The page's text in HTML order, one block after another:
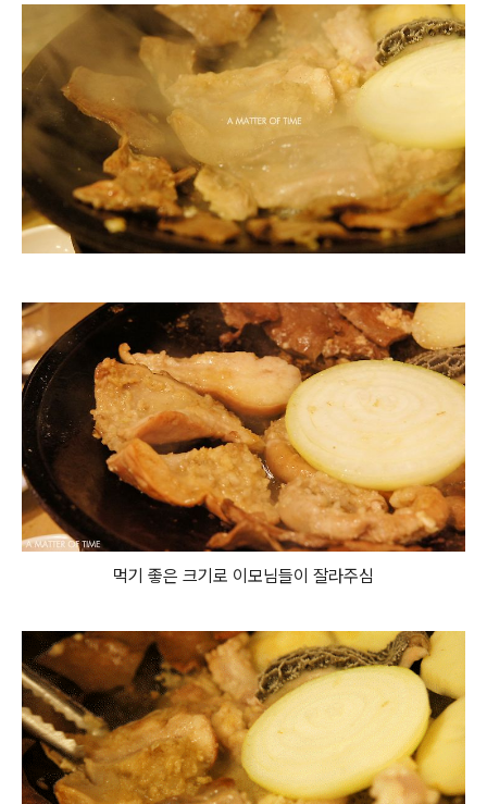
먹기 좋은 크기로 이모님들이 잘라주심